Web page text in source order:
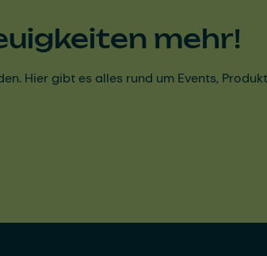
mehr!
Hier gibt es alles rund um Events,